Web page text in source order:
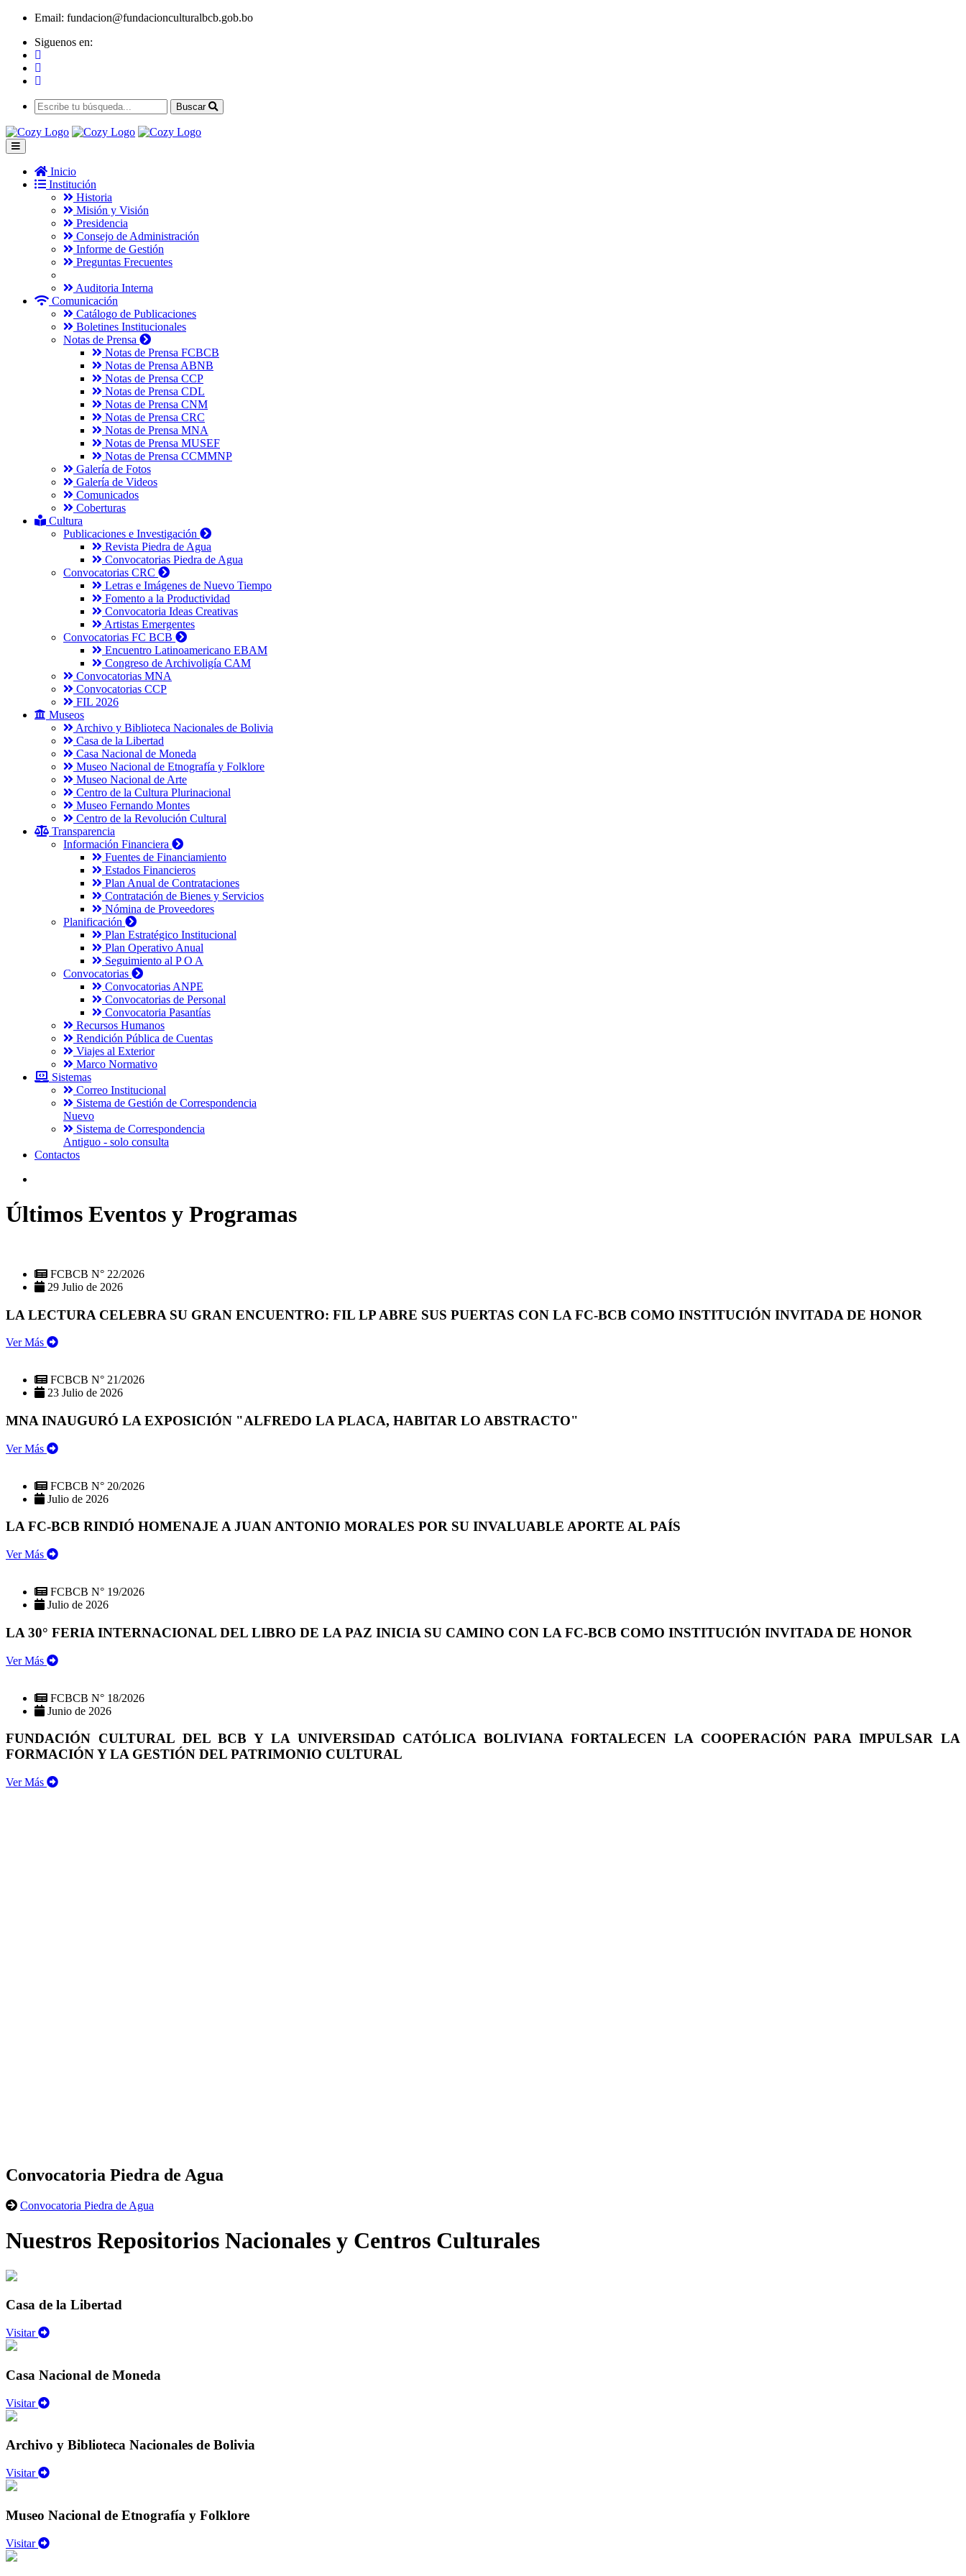
Email: fundacion@fundacionculturalbcb.gob.bo
Siguenos en:
Buscar
Inicio
Institución
Historia
Misión y Visión
Presidencia
Consejo de Administración
Informe de Gestión
Preguntas Frecuentes
Auditoria Interna
Comunicación
Catálogo de Publicaciones
Boletines Institucionales
Notas de Prensa
Notas de Prensa FCBCB
Notas de Prensa ABNB
Notas de Prensa CCP
Notas de Prensa CDL
Notas de Prensa CNM
Notas de Prensa CRC
Notas de Prensa MNA
Notas de Prensa MUSEF
Notas de Prensa CCMMNP
Galería de Fotos
Galería de Videos
Comunicados
Coberturas
Cultura
Publicaciones e Investigación
Revista Piedra de Agua
Convocatorias Piedra de Agua
Convocatorias CRC
Letras e Imágenes de Nuevo Tiempo
Fomento a la Productividad
Convocatoria Ideas Creativas
Artistas Emergentes
Convocatorias FC BCB
Encuentro Latinoamericano EBAM
Congreso de Archivoligía CAM
Convocatorias MNA
Convocatorias CCP
FIL 2026
Museos
Archivo y Biblioteca Nacionales de Bolivia
Casa de la Libertad
Casa Nacional de Moneda
Museo Nacional de Etnografía y Folklore
Museo Nacional de Arte
Centro de la Cultura Plurinacional
Museo Fernando Montes
Centro de la Revolución Cultural
Transparencia
Información Financiera
Fuentes de Financiamiento
Estados Financieros
Plan Anual de Contrataciones
Contratación de Bienes y Servicios
Nómina de Proveedores
Planificación
Plan Estratégico Institucional
Plan Operativo Anual
Seguimiento al P O A
Convocatorias
Convocatorias ANPE
Convocatorias de Personal
Convocatoria Pasantías
Recursos Humanos
Rendición Pública de Cuentas
Viajes al Exterior
Marco Normativo
Sistemas
Correo Institucional
Sistema de Gestión de Correspondencia
Nuevo
Sistema de Correspondencia
Antiguo - solo consulta
Contactos
Últimos Eventos y Programas
FCBCB N° 22/2026
29 Julio de 2026
LA LECTURA CELEBRA SU GRAN ENCUENTRO: FIL LP ABRE SUS PUERTAS CON LA FC-BCB COMO INSTITUCIÓN INVITADA DE HONOR
Ver Más
FCBCB N° 21/2026
23 Julio de 2026
MNA INAUGURÓ LA EXPOSICIÓN "ALFREDO LA PLACA, HABITAR LO ABSTRACTO"
Ver Más
FCBCB N° 20/2026
Julio de 2026
LA FC-BCB RINDIÓ HOMENAJE A JUAN ANTONIO MORALES POR SU INVALUABLE APORTE AL PAÍS
Ver Más
FCBCB N° 19/2026
Julio de 2026
LA 30° FERIA INTERNACIONAL DEL LIBRO DE LA PAZ INICIA SU CAMINO CON LA FC-BCB COMO INSTITUCIÓN INVITADA DE HONOR
Ver Más
FCBCB N° 18/2026
Junio de 2026
FUNDACIÓN CULTURAL DEL BCB Y LA UNIVERSIDAD CATÓLICA BOLIVIANA FORTALECEN LA COOPERACIÓN PARA IMPULSAR LA
FORMACIÓN Y LA GESTIÓN DEL PATRIMONIO CULTURAL
Ver Más
Convocatoria Piedra de Agua
Convocatoria Piedra de Agua
Nuestros Repositorios Nacionales y Centros Culturales
Casa de la Libertad
Visitar
Casa Nacional de Moneda
Visitar
Archivo y Biblioteca Nacionales de Bolivia
Visitar
Museo Nacional de Etnografía y Folklore
Visitar